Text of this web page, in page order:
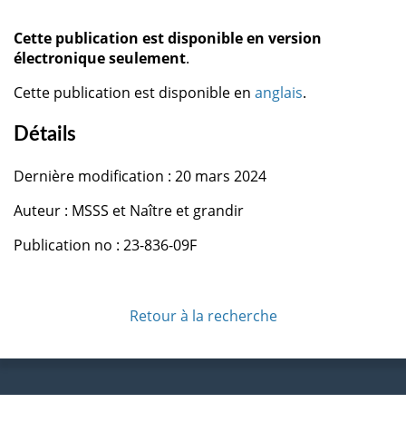
Cette publication est disponible en version
électronique seulement.
Cette publication est disponible en anglais.
Détails
Dernière modification : 20 mars 2024
Auteur : MSSS et Naître et grandir
Publication no : 23-836-09F
Retour à la recherche